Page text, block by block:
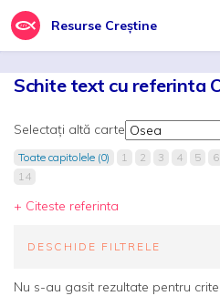
Resurse Creștine
Schite text cu referinta
Selectați altă carte
Toate capitolele (0) 1 2 3 4 5 6
14
+ Citeste referinta
DESCHIDE FILTRELE
Nu s-au gasit rezultate pentru